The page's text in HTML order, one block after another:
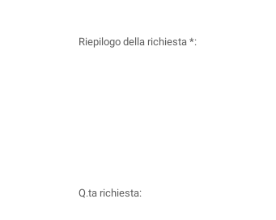
Riepilogo della richiesta *:
Q.ta richiesta: